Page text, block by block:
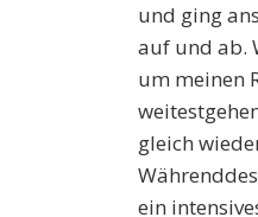
und ging
auf und ab.
um meinen
weitest
gleich
ein